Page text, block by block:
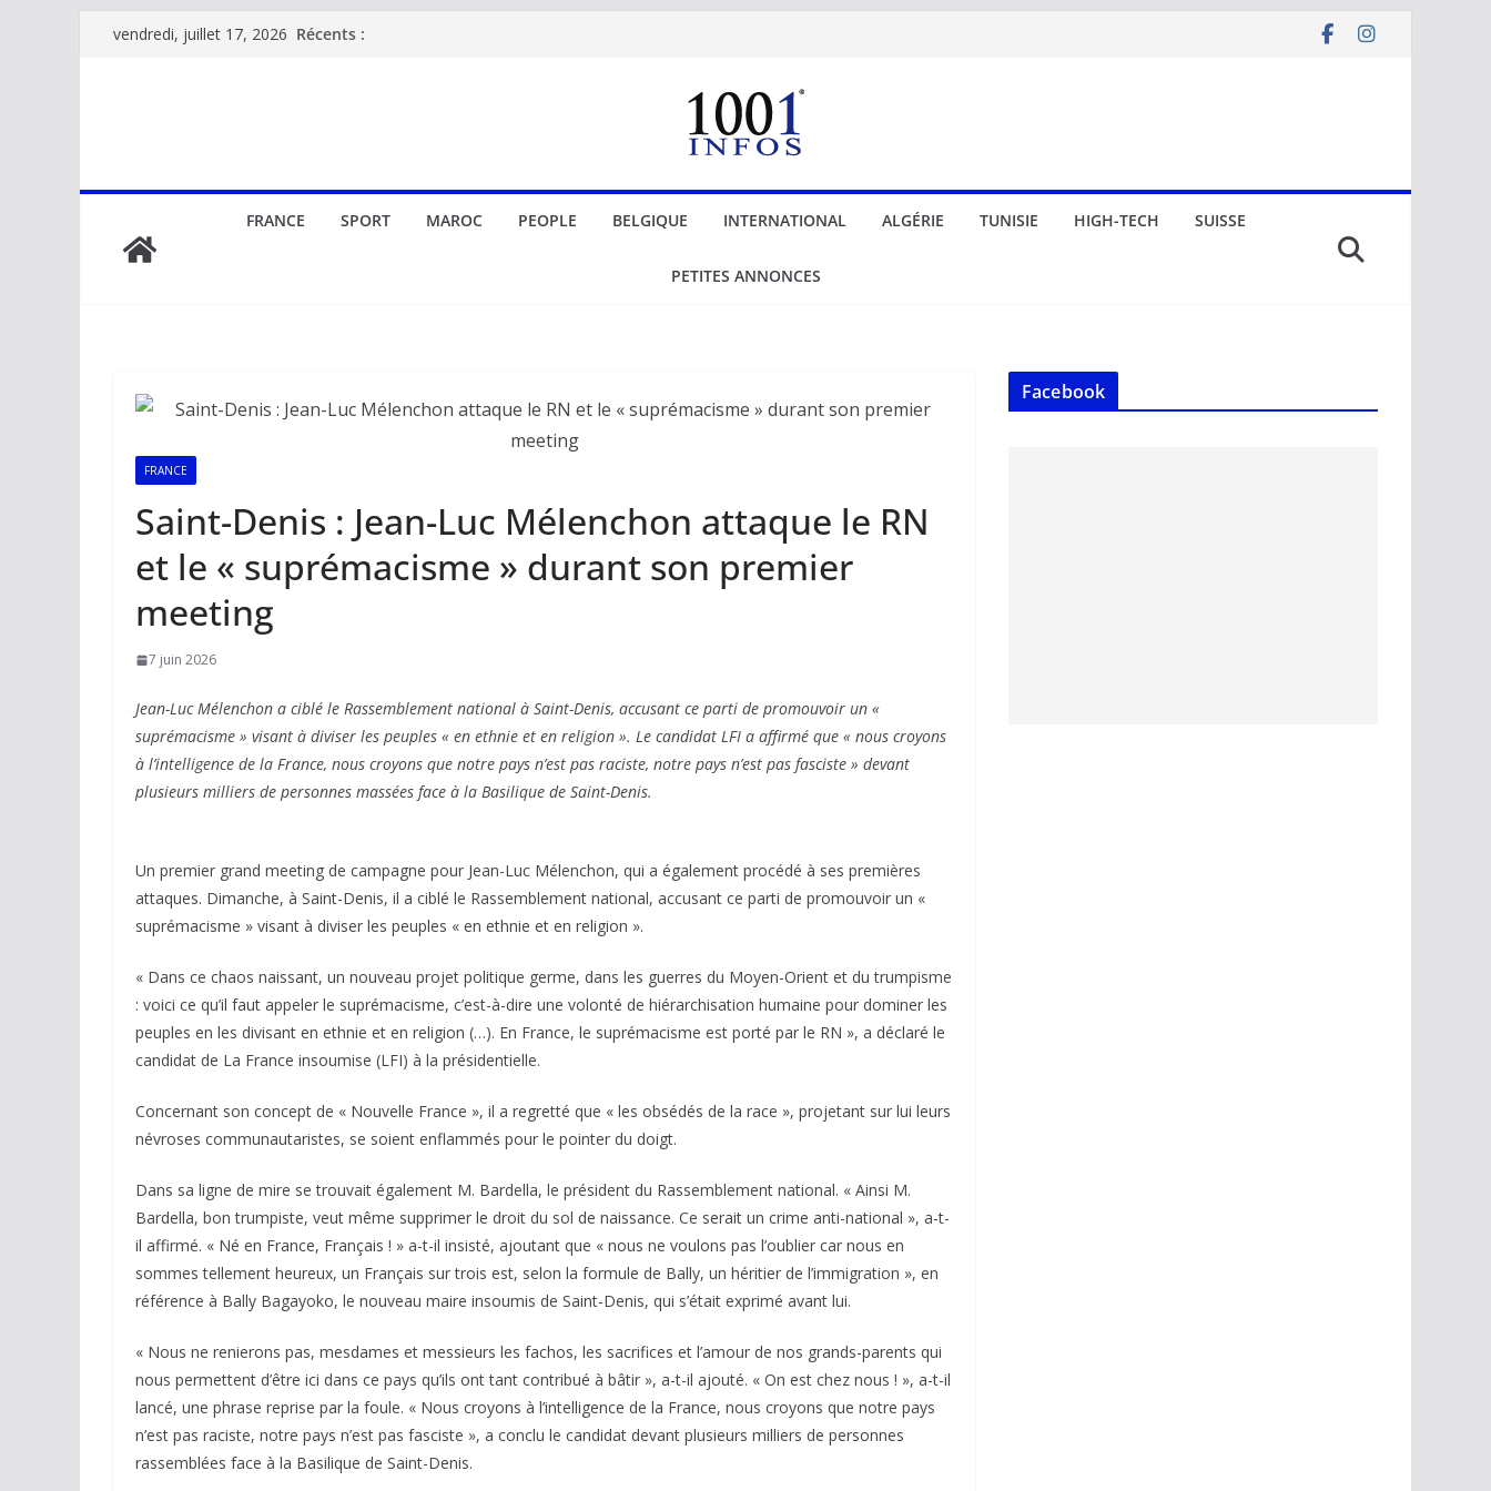
Passervendredi, juillet 17, 2026 Récents :
FRANCE SPORT MAROC PEOPLE BELGIQUE INTERNATIONAL ALGÉRIE TUNISIE HIGH-TECH SUISSE
PETITES ANNONCES
FRANCE
Saint-Denis : Jean-Luc Mélenchon attaque le RN
et le « suprémacisme » durant son premier
meeting
7 juin 2026
Jean-Luc Mélenchon a ciblé le Rassemblement national à Saint-Denis, accusant ce parti de promouvoir un «
suprémacisme » visant à diviser les peuples « en ethnie et en religion ». Le candidat LFI a affirmé que « nous croyons
à l’intelligence de la France, nous croyons que notre pays n’est pas raciste, notre pays n’est pas fasciste » devant
plusieurs milliers de personnes massées face à la Basilique de Saint-Denis.
Un premier grand meeting de campagne pour Jean-Luc Mélenchon, qui a également procédé à ses premières
attaques. Dimanche, à Saint-Denis, il a ciblé le Rassemblement national, accusant ce parti de promouvoir un «
suprémacisme » visant à diviser les peuples « en ethnie et en religion ».
« Dans ce chaos naissant, un nouveau projet politique germe, dans les guerres du Moyen-Orient et du trumpisme
: voici ce qu’il faut appeler le suprémacisme, c’est-à-dire une volonté de hiérarchisation humaine pour dominer les
peuples en les divisant en ethnie et en religion (…). En France, le suprémacisme est porté par le RN », a déclaré le
candidat de La France insoumise (LFI) à la présidentielle.
Concernant son concept de « Nouvelle France », il a regretté que « les obsédés de la race », projetant sur lui leurs
névroses communautaristes, se soient enflammés pour le pointer du doigt.
Dans sa ligne de mire se trouvait également M. Bardella, le président du Rassemblement national. « Ainsi M.
Bardella, bon trumpiste, veut même supprimer le droit du sol de naissance. Ce serait un crime anti-national », a-t-
il affirmé. « Né en France, Français ! » a-t-il insisté, ajoutant que « nous ne voulons pas l’oublier car nous en
sommes tellement heureux, un Français sur trois est, selon la formule de Bally, un héritier de l’immigration », en
référence à Bally Bagayoko, le nouveau maire insoumis de Saint-Denis, qui s’était exprimé avant lui.
« Nous ne renierons pas, mesdames et messieurs les fachos, les sacrifices et l’amour de nos grands-parents qui
nous permettent d’être ici dans ce pays qu’ils ont tant contribué à bâtir », a-t-il ajouté. « On est chez nous ! », a-t-il
lancé, une phrase reprise par la foule. « Nous croyons à l’intelligence de la France, nous croyons que notre pays
n’est pas raciste, notre pays n’est pas fasciste », a conclu le candidat devant plusieurs milliers de personnes
rassemblées face à la Basilique de Saint-Denis.
Facebook